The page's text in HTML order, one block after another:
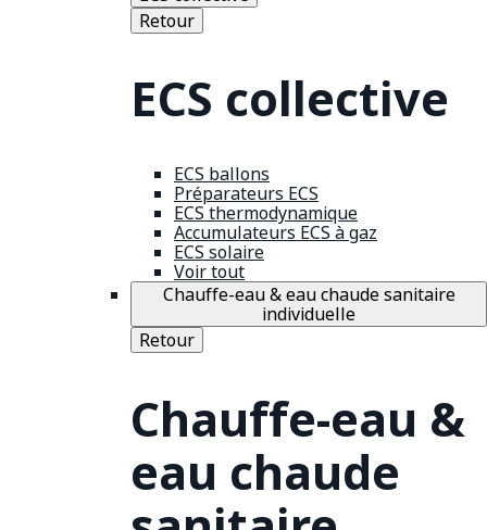
Retour
ECS collective
ECS ballons
Préparateurs ECS
ECS thermodynamique
Accumulateurs ECS à gaz
ECS solaire
Voir tout
Chauffe-eau & eau chaude sanitaire
individuelle
Retour
Chauffe-eau &
eau chaude